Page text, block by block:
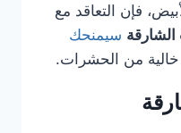
فإن التعاقد مع
سيمنحك
خالية من الحشرات.